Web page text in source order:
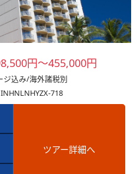
円～455,000円
込み/海外諸税別
718
ツアー詳細へ